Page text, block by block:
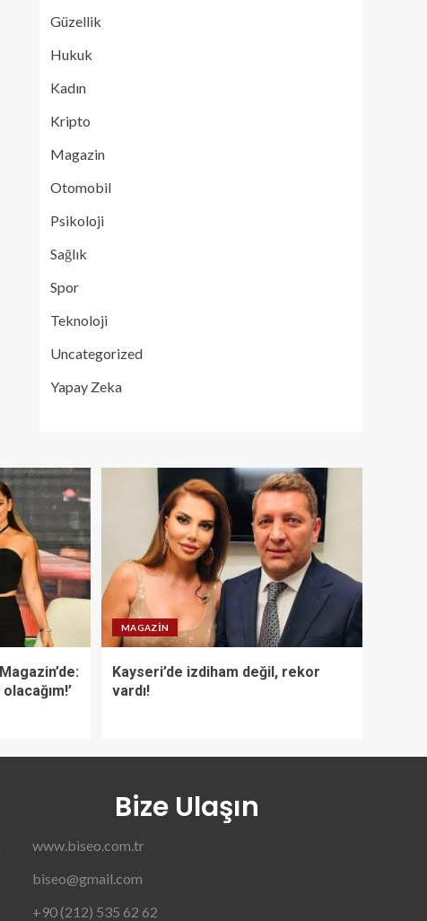
Güzellik
Hukuk
Kadın
Kripto
Magazin
Otomobil
Psikoloji
Sağlık
Spor
Teknoloji
Uncategorized
Yapay Zeka
MAGAZIN
Kayseri’de izdiham değil, rekor
vardı!
Bize Ulaşın
www.biseo.com.tr
biseo@gmail.com
+90 (212) 535 62 62